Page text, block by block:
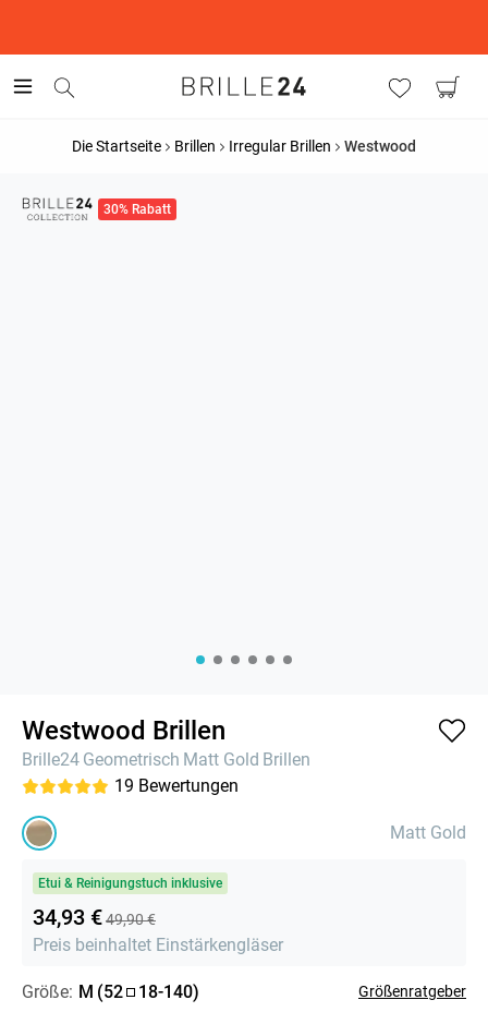
Die Startseite Brillen Irregular Brillen Westwood
30% Rabatt
Westwood Brillen
Brille24 Geometrisch Matt Gold Brillen
19 Bewertungen
Matt Gold
Etui & Reinigungstuch inklusive
34,93 €49,90 €
Preis beinhaltet Einstärkengläser
Größe: M (52 18-140) Größenratgeber